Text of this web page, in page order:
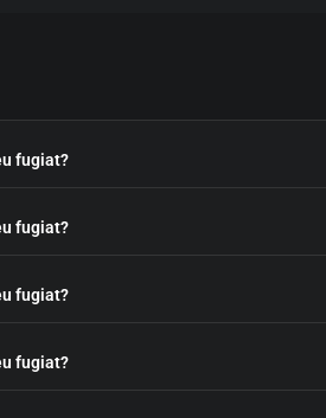
fugiat?
fugiat?
fugiat?
fugiat?